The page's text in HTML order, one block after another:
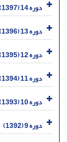
دوره 14 (1397)
دوره 13 (1396)
دوره 12 (1395)
دوره 11 (1394)
دوره 10 (1393)
دوره 9 (1392)